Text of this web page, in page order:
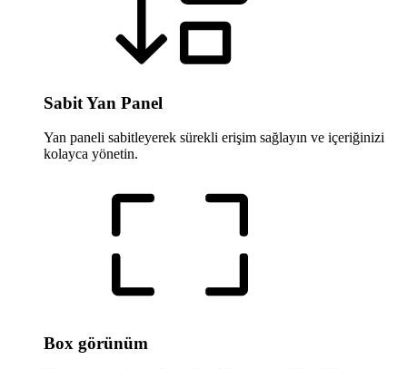
Sabit Yan Panel
Yan paneli sabitleyerek sürekli erişim sağlayın ve içeriğinizi
kolayca yönetin.
Box görünüm